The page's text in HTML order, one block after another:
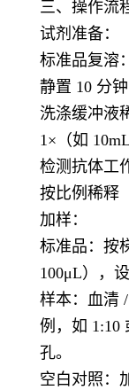
三、操作流
试剂准备：
标准品复溶
静置 10 分
洗涤缓冲液
1×（如
检测抗体工
按比例稀释
加样：
标准品：按
100μL），设
样本：血清
例，如 1:10
孔。
空白对照：